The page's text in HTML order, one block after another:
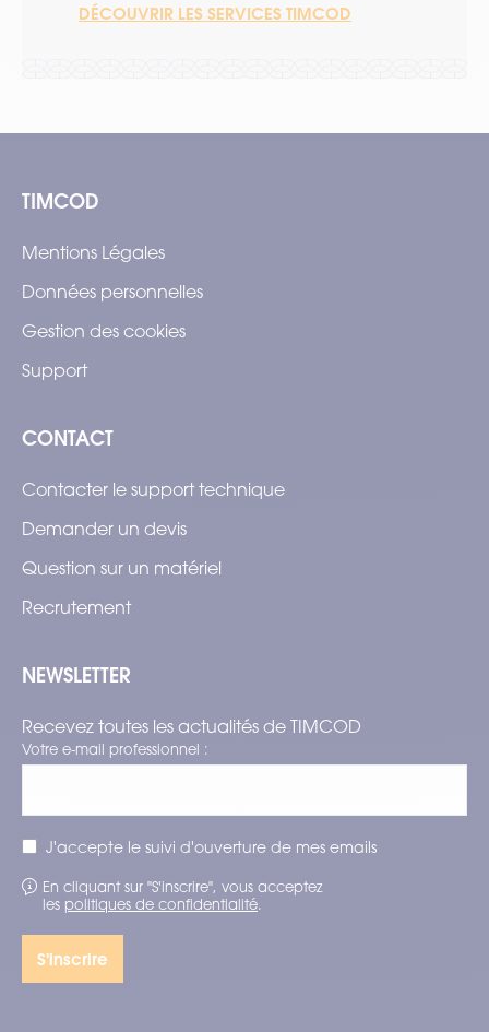
DÉCOUVRIR LES SERVICES TIMCOD
TIMCOD
Mentions Légales
Données personnelles
Gestion des cookies
Support
CONTACT
Contacter le support technique
Demander un devis
Question sur un matériel
Recrutement
NEWSLETTER
Recevez toutes les actualités de TIMCOD
Votre e-mail professionnel :
J'accepte le suivi d'ouverture de mes emails
En cliquant sur "S'inscrire", vous acceptez
les politiques de confidentialité.